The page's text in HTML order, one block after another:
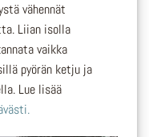
vähennät
Liian isolla
vaikka
pyörän ketju ja
Lue lisää